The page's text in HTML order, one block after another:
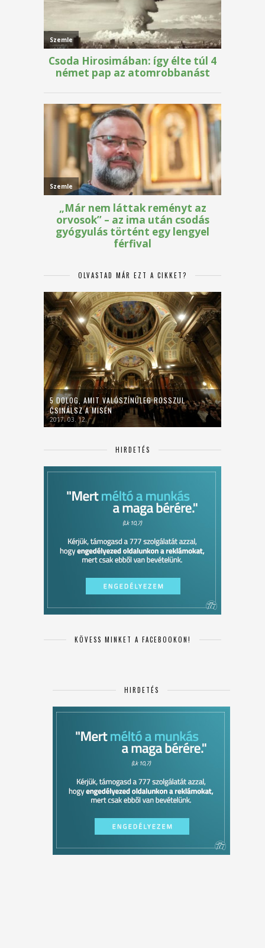
OLVASTAD MÁR EZT A CIKKET?
5 DOLOG, AMIT VALÓSZÍNŰLEG ROSSZUL
CSINÁLSZ A MISÉN
2017. 03. 12.
HIRDETÉS
KÖVESS MINKET A FACEBOOKON!
HIRDETÉS